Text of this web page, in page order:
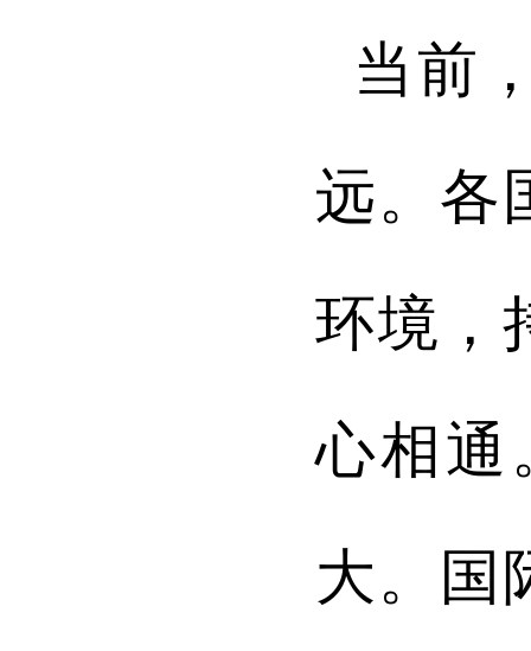
当前
远。各
环境，
心相通
大。国